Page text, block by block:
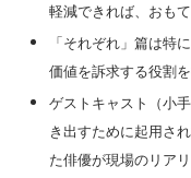
軽減できれば、おも
「それぞれ」篇は特に
価値を訴求する役割を
ゲストキャスト（小
き出すために起用さ
た俳優が現場のリア